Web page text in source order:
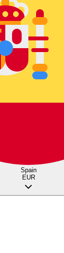
Spain
EUR